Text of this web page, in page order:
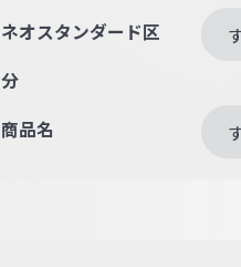
ネオスタンダード区
分
商品名